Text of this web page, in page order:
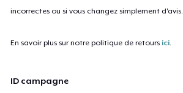
incorrectes ou si vous changez simplement d'avis.
En savoir plus sur notre politique de retours ici.
ID campagne